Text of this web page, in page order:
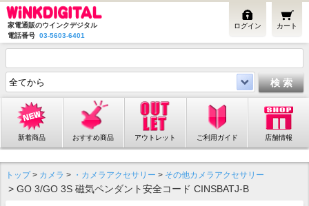
家電通販のウインクデジタル
電話番号 03-5603-6401
カート
ログイン
新着商品 おすすめ商品 アウトレット ご利用ガイド 店舗情報
トップ> カメラ > ・カメラアクセサリー > その他カメラアクセサリー
> GO 3/GO 3S 磁気ペンダント安全コード CINSBATJ-B